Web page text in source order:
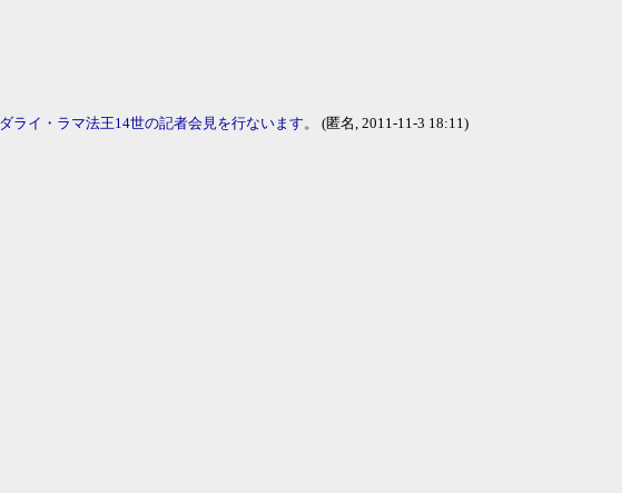
イ・ラマ法王14世の記者会見を行ないます。
(匿名, 2011-11-3 18:11)